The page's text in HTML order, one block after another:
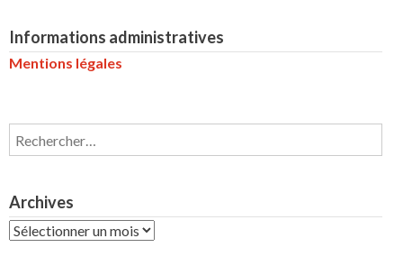
Informations administratives
Mentions légales
Rechercher :
Archives
Archives